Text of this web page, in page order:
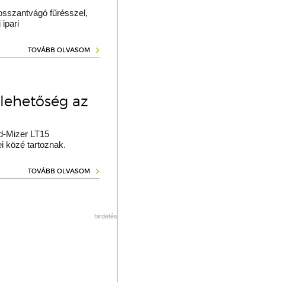
fűrésszel,
ipari
TOVÁBB OLVASOM
az
Mizer LT15
közé tartoznak.
TOVÁBB OLVASOM
hirdetés